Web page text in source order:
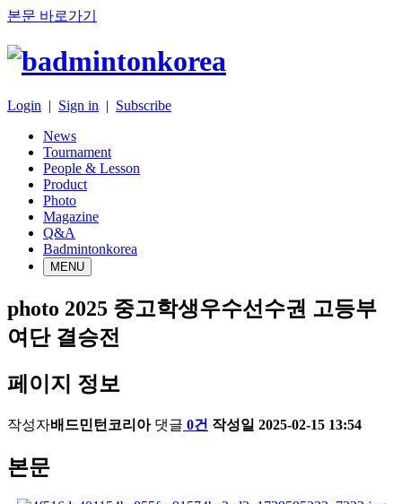
본문 바로가기
Login | Sign in | Subscribe
News
Tournament
People & Lesson
Product
Photo
Magazine
Q&A
Badmintonkorea
MENU
photo 2025 중고학생우수선수권 고등부
여단 결승전
페이지 정보
작성자배드민턴코리아 댓글 0건 작성일 2025-02-15 13:54
본문